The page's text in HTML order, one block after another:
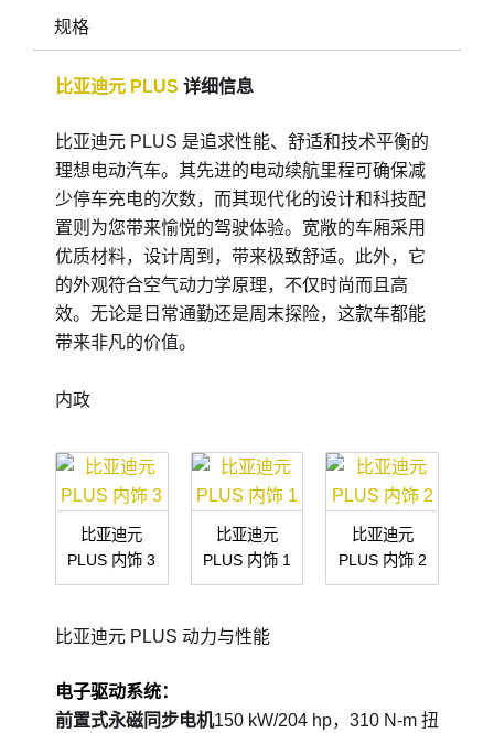
规格
比亚迪元 PLUS 详细信息
比亚迪元 PLUS 是追求性能、舒适和技术平衡的
理想电动汽车。其先进的电动续航里程可确保减
少停车充电的次数，而其现代化的设计和科技配
置则为您带来愉悦的驾驶体验。宽敞的车厢采用
优质材料，设计周到，带来极致舒适。此外，它
的外观符合空气动力学原理，不仅时尚而且高
效。无论是日常通勤还是周末探险，这款车都能
带来非凡的价值。
内政
比亚迪元
PLUS 内饰 3
比亚迪元
PLUS 内饰 1
比亚迪元
PLUS 内饰 2
比亚迪元 PLUS 动力与性能
电子驱动系统：
前置式永磁同步电机150 kW/204 hp，310 N-m 扭